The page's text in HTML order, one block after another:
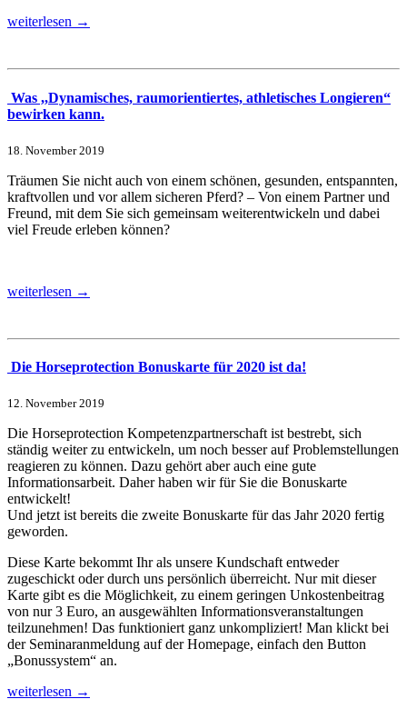
weiterlesen →
Was ,,Dynamisches, raumorientiertes, athletisches Longieren“
bewirken kann.
18. November 2019
Träumen Sie nicht auch von einem schönen, gesunden, entspannten,
kraftvollen und vor allem sicheren Pferd? – Von einem Partner und
Freund, mit dem Sie sich gemeinsam weiterentwickeln und dabei
viel Freude erleben können?
weiterlesen →
Die Horseprotection Bonuskarte für 2020 ist da!
12. November 2019
Die Horseprotection Kompetenzpartnerschaft ist bestrebt, sich
ständig weiter zu entwickeln, um noch besser auf Problemstellungen
reagieren zu können. Dazu gehört aber auch eine gute
Informationsarbeit. Daher haben wir für Sie die Bonuskarte
entwickelt!
Und jetzt ist bereits die zweite Bonuskarte für das Jahr 2020 fertig
geworden.
Diese Karte bekommt Ihr als unsere Kundschaft entweder
zugeschickt oder durch uns persönlich überreicht. Nur mit dieser
Karte gibt es die Möglichkeit, zu einem geringen Unkostenbeitrag
von nur 3 Euro, an ausgewählten Informationsveranstaltungen
teilzunehmen! Das funktioniert ganz unkompliziert! Man klickt bei
der Seminaranmeldung auf der Homepage, einfach den Button
„Bonussystem“ an.
weiterlesen →